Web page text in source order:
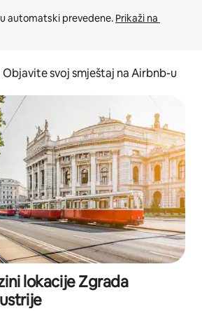
automatski prevedene. Prikaži na
Objavite svoj smještaj na Airbnb-u
lokacije Zgrada